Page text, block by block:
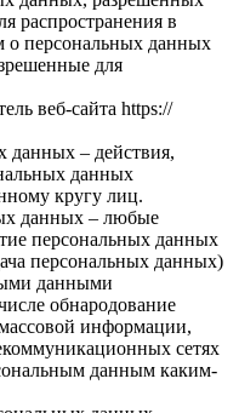
распространения в
о персональных данных
для
веб-сайта https://
данных – действия,
данных
кругу лиц.
данных – любые
персональных данных
персональных данных)
данными
обнародование
информации,
сетях
данным каким-